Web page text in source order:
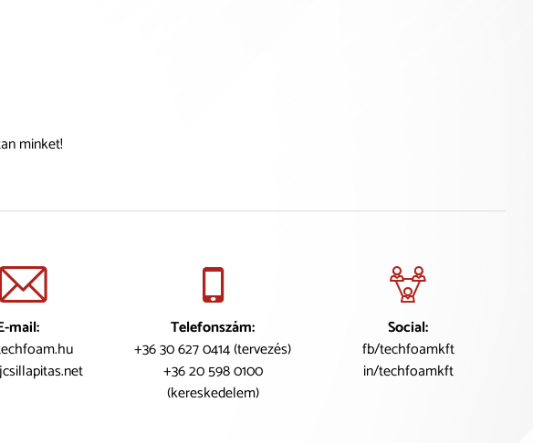
minket!
mail:
Telefonszám:
+36 30 627 0414 (tervezés)
+36 20 598 0100
(kereskedelem)
Social:
fb/techfoamkft
in/techfoamkft